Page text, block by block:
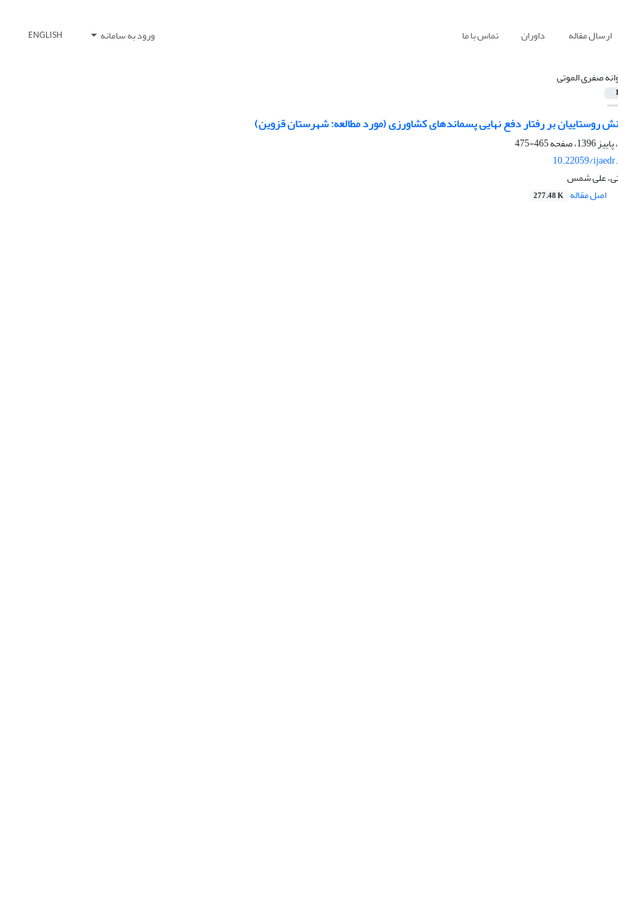
ارسال مقاله داوران تماس با ما ورود به سامانه ENGLISH
صفری الموتی
1
روستاییان بر رفتار دفع نهایی پسماندهای کشاورزی (مورد مطالعه: شهرستان قزوین)
465-475
10.22059/
علی شمس
اصل مقاله 277.48 K